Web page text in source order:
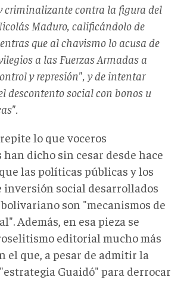
criminalizante contra la figura del
Maduro, calificándolo de
que al chavismo lo acusa de
a las Fuerzas Armadas a
y represión", y de intentar
descontento social con bonos u
lo que voceros
dicho sin cesar desde hace
las políticas públicas y los
inversión social desarrollados
son "mecanismos de
Además, en esa pieza se
editorial mucho más
el que, a pesar de admitir la
Guaidó" para derrocar